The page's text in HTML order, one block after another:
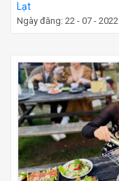
Lạt
Ngày đăng: 22 - 07 - 2022